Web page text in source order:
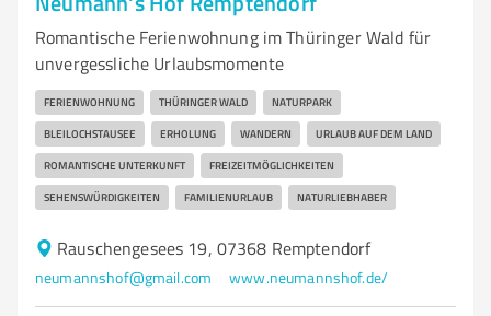
Romantische Ferienwohnung im Thüringer Wald für
unvergessliche Urlaubsmomente
FERIENWOHNUNG THÜRINGER WALD NATURPARK
BLEILOCHSTAUSEE ERHOLUNG WANDERN URLAUB AUF DEM LAND
ROMANTISCHE UNTERKUNFT FREIZEITMÖGLICHKEITEN
SEHENSWÜRDIGKEITEN FAMILIENURLAUB NATURLIEBHABER
Rauschengesees 19, 07368 Remptendorf
neumannshof@gmail.com www.neumannshof.de/